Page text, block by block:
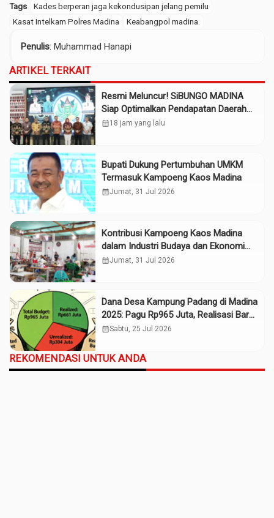
Tags
Kades berperan jaga kekondusipan jelang pemilu
Kasat Intelkam Polres Madina
Keabangpol madina.
Penulis: Muhammad Hanapi
ARTIKEL TERKAIT
Resmi Meluncur! SiBUNGO MADINA
Siap Optimalkan Pendapatan Daerah
Madina
calendar_month18 jam yang lalu
Bupati Dukung Pertumbuhan UMKM
Termasuk Kampoeng Kaos Madina
calendar_monthJumat, 31 Jul 2026
Kontribusi Kampoeng Kaos Madina
dalam Industri Budaya dan Ekonomi
Daerah
calendar_monthJumat, 31 Jul 2026
Dana Desa Kampung Padang di Madina
2025: Pagu Rp965 Juta, Realisasi Baru
Rp661 Juta
calendar_monthSabtu, 25 Jul 2026
REKOMENDASI UNTUK ANDA